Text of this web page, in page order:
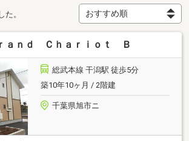
た。
ａｎｄ Ｃｈａｒｉｏｔ Ｂ
総武本線 干潟駅 徒歩5分
築10年10ヶ月 / 2階建
千葉県旭市ニ